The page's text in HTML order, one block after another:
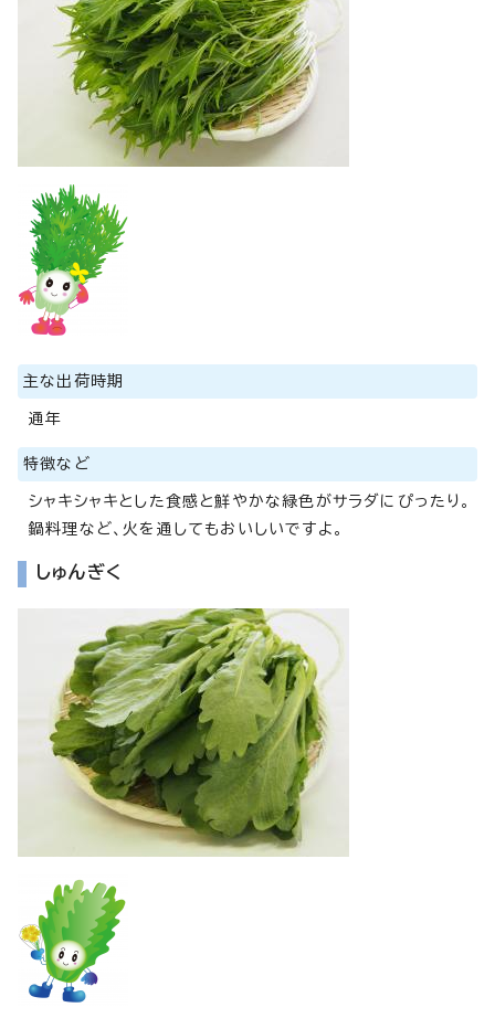
主な出荷時期
通年
特徴など
シャキシャキとした食感と鮮やかな緑色がサラダにぴったり。
鍋料理など、火を通してもおいしいですよ。
しゅんぎく